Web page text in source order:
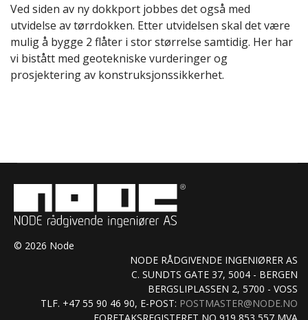
Ved siden av ny dokkport jobbes det også med
utvidelse av tørrdokken. Etter utvidelsen skal det være
mulig å bygge 2 flåter i stor størrelse samtidig. Her har
vi bistått med geotekniske vurderinger og
prosjektering av konstruksjonssikkerhet.
© 2026 Node
NODE RÅDGIVENDE INGENIØRER AS
C. SUNDTS GATE 37, 5004 - BERGEN
BERGSLIPLASSEN 2, 5700 - VOSS
TLF. +47 55 90 46 90, E-POST: POSTMASTER@NODE.NO